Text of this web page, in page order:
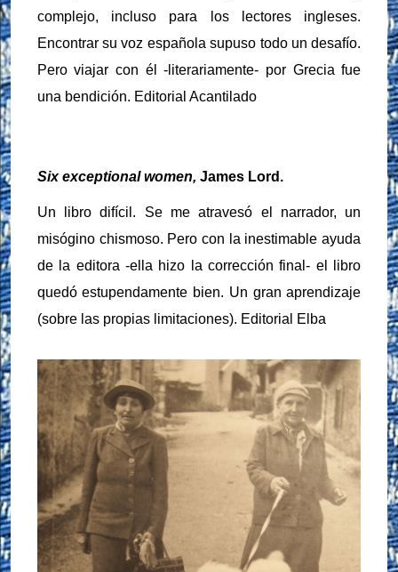
complejo, incluso para los lectores ingleses.
Encontrar su voz española supuso todo un desafío.
Pero viajar con él -literariamente- por Grecia fue
una bendición. Editorial Acantilado
Six exceptional women, James Lord.
Un libro difícil. Se me atravesó el narrador, un
misógino chismoso. Pero con la inestimable ayuda
de la editora -ella hizo la corrección final- el libro
quedó estupendamente bien. Un gran aprendizaje
(sobre las propias limitaciones). Editorial Elba